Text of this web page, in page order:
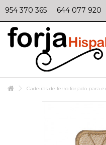
954 370 365 644 077 920
Cadeiras de ferro forjado para